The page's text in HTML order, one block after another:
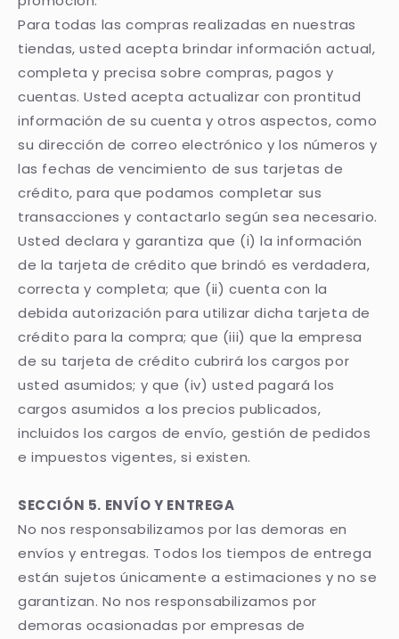
Para todas las compras realizadas en nuestras
tiendas, usted acepta brindar información actual,
completa y precisa sobre compras, pagos y
cuentas. Usted acepta actualizar con prontitud
información de su cuenta y otros aspectos, como
su dirección de correo electrónico y los números y
las fechas de vencimiento de sus tarjetas de
crédito, para que podamos completar sus
transacciones y contactarlo según sea necesario.
Usted declara y garantiza que (i) la información
de la tarjeta de crédito que brindó es verdadera,
correcta y completa; que (ii) cuenta con la
debida autorización para utilizar dicha tarjeta de
crédito para la compra; que (iii) que la empresa
de su tarjeta de crédito cubrirá los cargos por
usted asumidos; y que (iv) usted pagará los
cargos asumidos a los precios publicados,
incluidos los cargos de envío, gestión de pedidos
e impuestos vigentes, si existen.
SECCIÓN 5. ENVÍO Y ENTREGA
No nos responsabilizamos por las demoras en
envíos y entregas. Todos los tiempos de entrega
están sujetos únicamente a estimaciones y no se
garantizan. No nos responsabilizamos por
demoras ocasionadas por empresas de